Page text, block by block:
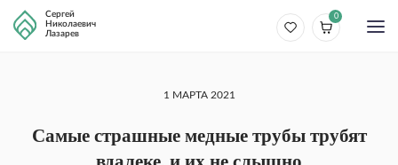
Сергей
Николаевич
Лазарев
0
1 МАРТА 2021
Самые страшные медные трубы трубят